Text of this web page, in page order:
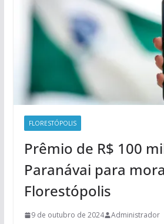
FLORESTÓPOLIS
Prêmio de R$ 100
Paranávai para
Florestópolis
9 de outubro de 2024 Administrador